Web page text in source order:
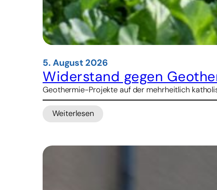
5. August 2026
Widerstand gegen
Geothermie-Projekte auf der mehrheitlich
Weiterlesen
: